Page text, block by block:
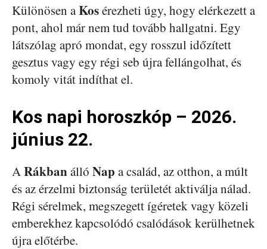
Különösen aKosérezheti úgy, hogy elérkezett a
pont, ahol már nem tud tovább hallgatni. Egy
látszólag apró mondat, egy rosszul időzített
gesztus vagy egy régi seb újra fellángolhat, és
komoly vitát indíthat el.
Kos napi horoszkóp – 2026.
június 22.
ARákbanálló Nap a család, az otthon, a múlt
és az érzelmi biztonság területét aktiválja nálad.
Régi sérelmek, megszegett ígéretek vagy közeli
emberekhez kapcsolódó csalódások kerülhetnek
újra előtérbe.